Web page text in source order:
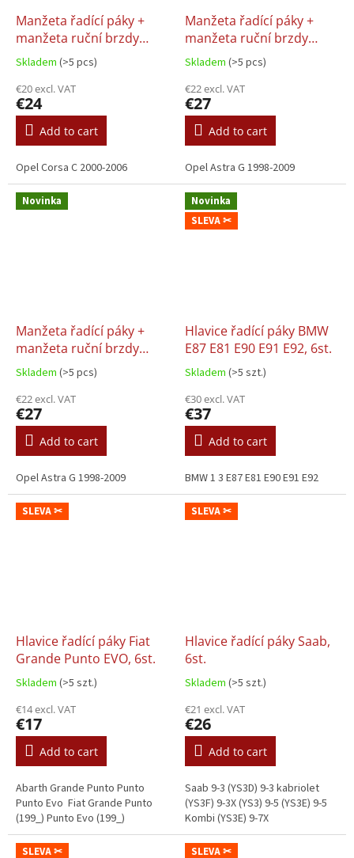
Manžeta řadící páky +
manžeta ruční brzdy
Opel Corsa C 2000-2006,
barva bílá
Skladem (>5 pcs)
€20 excl. VAT
€24
Add to cart
Opel Corsa C 2000-2006
Manžeta řadící páky +
manžeta ruční brzdy
Opel Astra II 2 G, barva
Skladem (>5 pcs)
€22 excl. VAT
€27
Add to cart
Opel Astra G 1998-2009
Novinka
Manžeta řadící páky +
manžeta ruční brzdy
Opel Astra II 2 G, barva
bílá a modrá
Skladem (>5 pcs)
€22 excl. VAT
€27
Add to cart
Opel Astra G 1998-2009
Novinka
SLEVA ✂
Hlavice řadící páky BMW
E87 E81 E90 E91 E92, 6st.
Skladem (>5 szt.)
€30 excl. VAT
€37
Add to cart
BMW 1 3 E87 E81 E90 E91 E92
SLEVA ✂
Hlavice řadící páky Fiat
Grande Punto EVO, 6st.
Skladem (>5 szt.)
€14 excl. VAT
€17
Add to cart
Abarth Grande Punto Punto
Punto Evo Fiat Grande Punto
(199_) Punto Evo (199_)
SLEVA ✂
Hlavice řadící páky Saab,
6st.
Skladem (>5 szt.)
€21 excl. VAT
€26
Add to cart
Saab 9-3 (YS3D) 9-3 kabriolet
(YS3F) 9-3X (YS3) 9-5 (YS3E) 9-5
Kombi (YS3E) 9-7X
SLEVA ✂ SLEVA ✂